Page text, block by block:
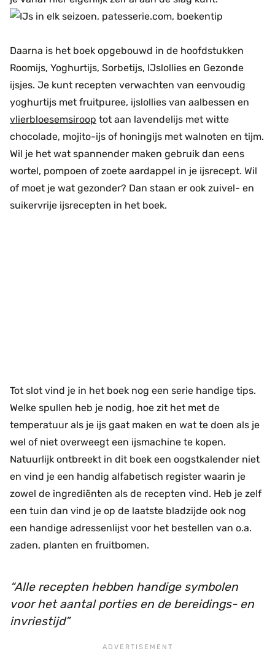
Daarna is het boek opgebouwd in de hoofdstukken
Roomijs, Yoghurtijs, Sorbetijs, IJslollies en Gezonde
ijsjes. Je kunt recepten verwachten van eenvoudig
yoghurtijs met fruitpuree, ijslollies van aalbessen en
vlierbloesemsiroop tot aan lavendelijs met witte
chocolade, mojito-ijs of honingijs met walnoten en tijm.
Wil je het wat spannender maken gebruik dan eens
wortel, pompoen of zoete aardappel in je ijsrecept. Wil
of moet je wat gezonder? Dan staan er ook zuivel- en
suikervrije ijsrecepten in het boek.
Tot slot vind je in het boek nog een serie handige tips.
Welke spullen heb je nodig, hoe zit het met de
temperatuur als je ijs gaat maken en wat te doen als je
wel of niet overweegt een ijsmachine te kopen.
Natuurlijk ontbreekt in dit boek een oogstkalender niet
en vind je een handig alfabetisch register waarin je
zowel de ingrediënten als de recepten vind. Heb je zelf
een tuin dan vind je op de laatste bladzijde ook nog
een handige adressenlijst voor het bestellen van o.a.
zaden, planten en fruitbomen.
Alle recepten hebben handige symbolen
voor het aantal porties en de bereidings- en
invriestijd